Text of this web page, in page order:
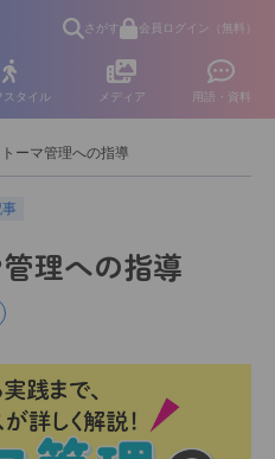
さがす 会員ログイン（無料）
スタイル メディア 用語・資料
ーマ管理への指導
理への指導